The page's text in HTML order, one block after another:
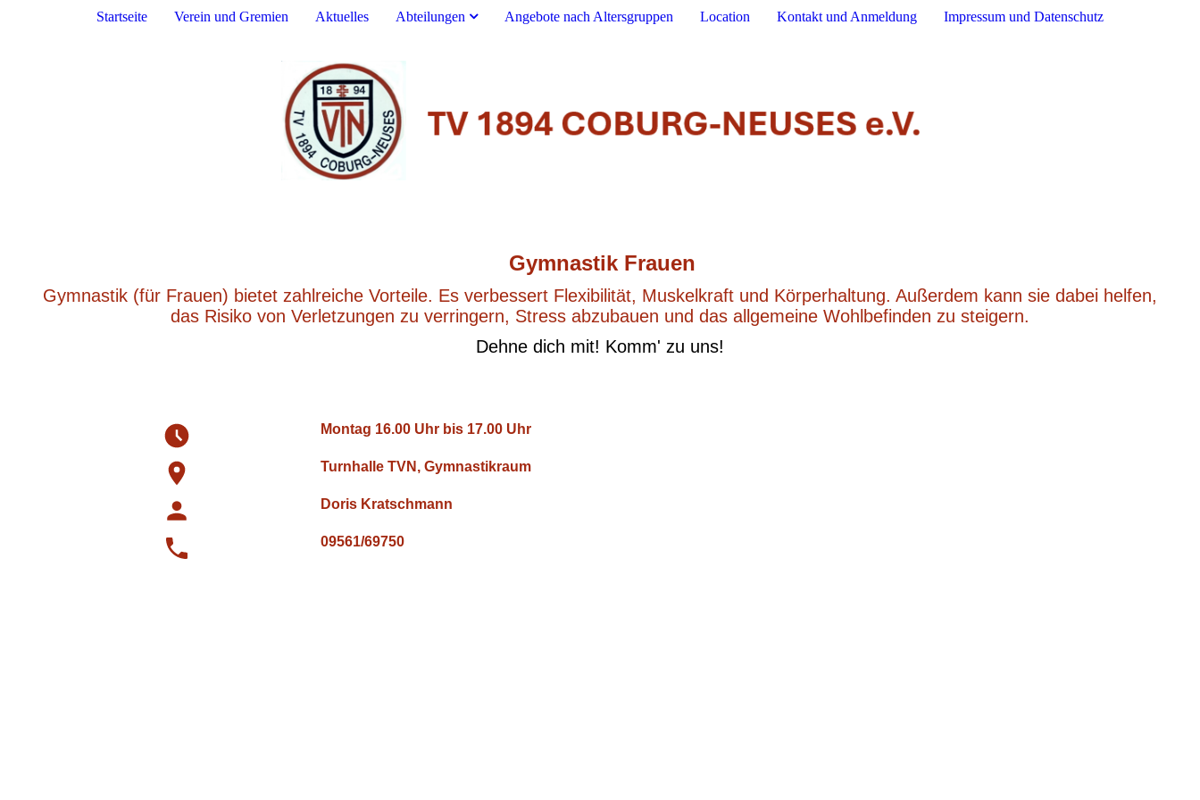
Startseite Verein und Gremien Aktuelles Abteilungen Angebote nach Altersgruppen Location Kontakt und Anmeldung Impressum und Datenschutz
Gymnastik Frauen
Gymnastik (für Frauen) bietet zahlreiche Vorteile. Es verbessert Flexibilität, Muskelkraft und Körperhaltung. Außerdem kann sie dabei helfen,
das Risiko von Verletzungen zu verringern, Stress abzubauen und das allgemeine Wohlbefinden zu steigern.
Dehne dich mit! Komm' zu uns!
Montag 16.00 Uhr bis 17.00 Uhr
Turnhalle TVN, Gymnastikraum
Doris Kratschmann
09561/69750